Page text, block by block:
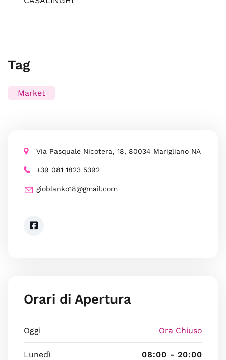
Tag
Market
Via Pasquale Nicotera, 18, 80034 Marigliano NA
+39 081 1823 5392
gioblanko18@gmail.com
Orari di Apertura
Oggi Ora Chiuso
Lunedì 08:00 - 20:00